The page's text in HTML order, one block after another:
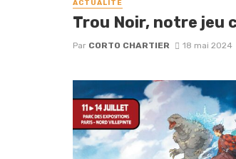
ACTUALITÉ
Trou Noir, notre jeu
Par CORTO CHARTIER 18 mai 2024